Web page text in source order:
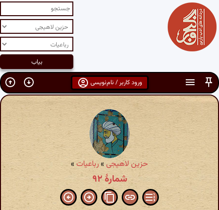
ورود کاربر / نام‌نویسی
حزین لاهیجی»رباعیات»
شمارهٔ ۹۲